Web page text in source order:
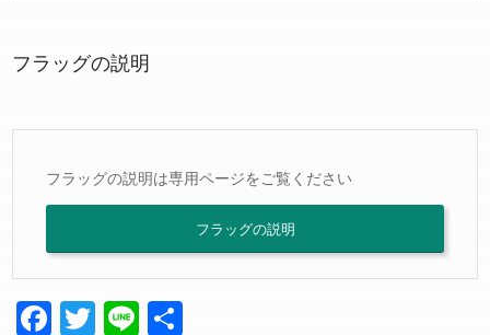
フラッグの説明
フラッグの説明は専用ページをご覧ください
フラッグの説明
Facebook
Twitter
Line